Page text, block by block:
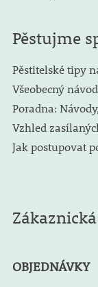
Pěstujme
Pěstitelské tipy
Všeobecný
Poradna:
Vzhled
Jak postupovat
OBJEDNÁVKY